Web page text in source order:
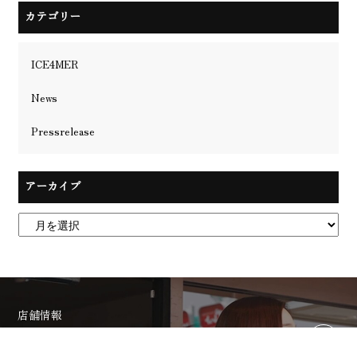
カテゴリー
ICE4MER
News
Pressrelease
アーカイブ
店舗情報